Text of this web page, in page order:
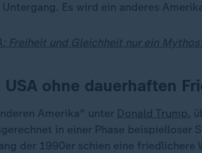
Es wird ein anderes
Freiheit und Gleichheit nur ein
ohne dauerhaften
Amerika" unter Donald Trump,
in einer Phase beispielloser
der 1990er schien eine friedlichere